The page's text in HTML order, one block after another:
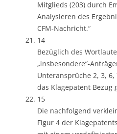
Mitglieds (203) durch
Analysieren des
CFM-Nachricht.“
14
Bezüglich des
„insbesondere“-
Unteransprüche 2, 3,
das Klagepatent Bezug
15
Die nachfolgend
Figur 4 der